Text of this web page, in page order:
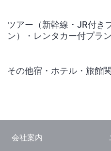
ツアー（新幹線・JR付き
ン）・レンタカー付プラ
その他宿・ホテル・旅館
会社案内